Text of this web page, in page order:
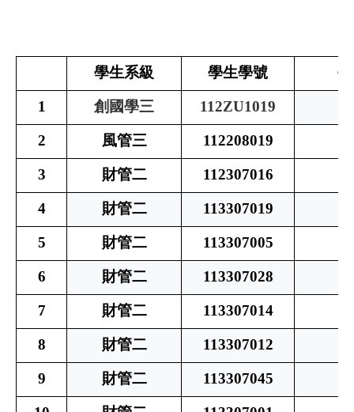
學生系級 學生學號
1 創國學三 112ZU1019
2 風管三 112208019
3 財管二 112307016
4 財管二 113307019
5 財管二 113307005
6 財管二 113307028
7 財管二 113307014
8 財管二 113307012
9 財管二 113307045